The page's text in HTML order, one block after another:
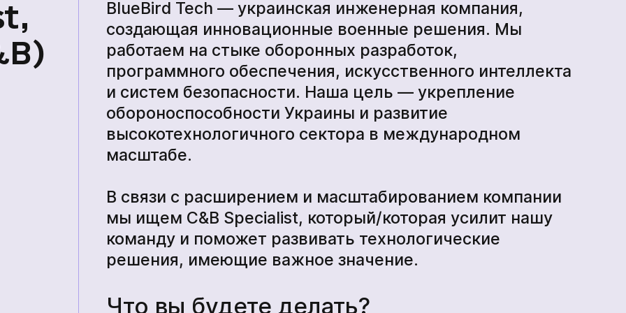
Прочие технические средства БпАК
Академия
BlueBird Tech — украинская инженерная компания,
создающая инновационные военные решения. Мы
работаем на стыке оборонных разработок,
программного обеспечения, искусственного интеллекта
и систем безопасности. Наша цель — укрепление
обороноспособности Украины и развитие
высокотехнологичного сектора в международном
масштабе.
В связи с расширением и масштабированием компании
мы ищем C&B Specialist, который/которая усилит нашу
команду и поможет развивать технологические
решения, имеющие важное значение.
Что вы будете делать?